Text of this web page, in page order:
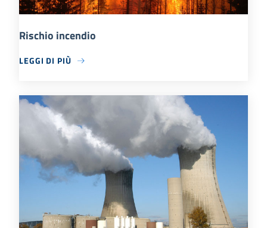
Rischio incendio
LEGGI DI PIÙ